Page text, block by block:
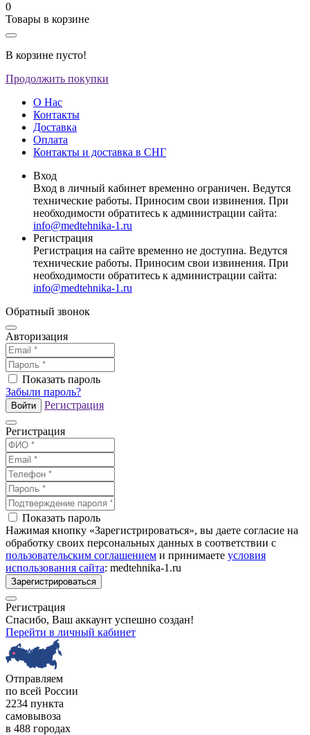
0
Товары в корзине
В корзине пусто!
Продолжить покупки
О Нас
Контакты
Доставка
Оплата
Контакты и доставка в СНГ
Вход
Вход в личный кабинет временно ограничен. Ведутся
технические работы. Приносим свои извинения. При
необходимости обратитесь к администрации сайта:
info@medtehnika-1.ru
Регистрация
Регистрация на сайте временно не доступна. Ведутся
технические работы. Приносим свои извинения. При
необходимости обратитесь к администрации сайта:
info@medtehnika-1.ru
Обратный звонок
Авторизация
Показать пароль
Забыли пароль?
Войти Регистрация
Регистрация
Показать пароль
Нажимая кнопку «Зарегистрироваться», вы даете согласие на
обработку своих персональных данных в соответствии с
пользовательским соглашением и принимаете условия
использования сайта: medtehnika-1.ru
Зарегистрироваться
Регистрация
Спасибо, Ваш аккаунт успешно создан!
Перейти в личный кабинет
Отправляем
по всей России
2234 пункта
самовывоза
в 488 городах